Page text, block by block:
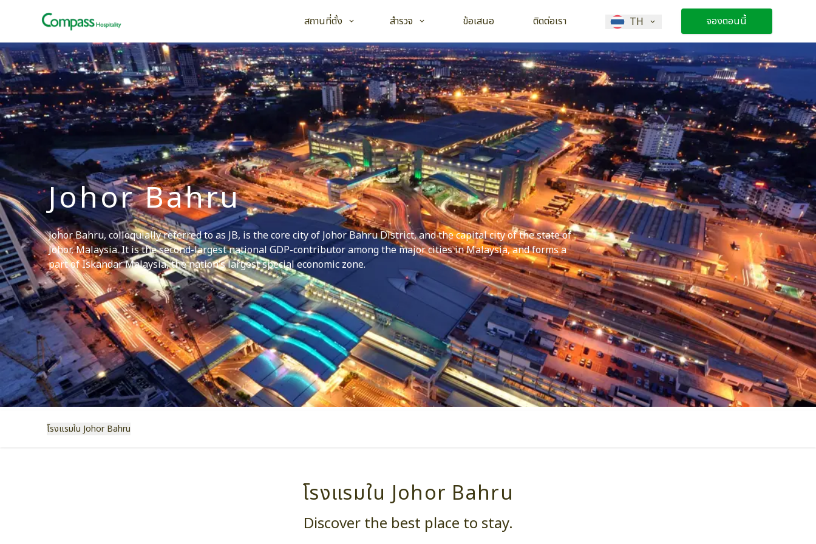
Open child menu
สถานที่ตั้ง Open child menu
สำรวจ ข้อเสนอ ติดต่อเรา TH จองตอนนี้
Johor Bahru
Johor Bahru, colloquially referred to as JB, is the core city of Johor Bahru District, and the capital city of the state of
Johor, Malaysia. It is the second-largest national GDP-contributor among the major cities in Malaysia, and forms a
part of Iskandar Malaysia, the nation’s largest special economic zone.
โรงแรมใน Johor Bahru
โรงแรมใน Johor Bahru
Discover the best place to stay.